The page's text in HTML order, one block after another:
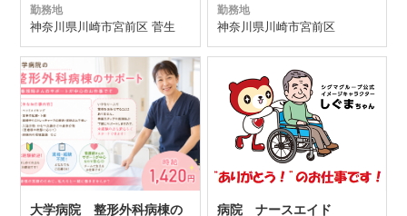
勤務地
神奈川県川崎市宮前区 菅生
勤務地
神奈川県川崎市宮前区
大学病院 整形外科病棟の
病院 ナースエイド